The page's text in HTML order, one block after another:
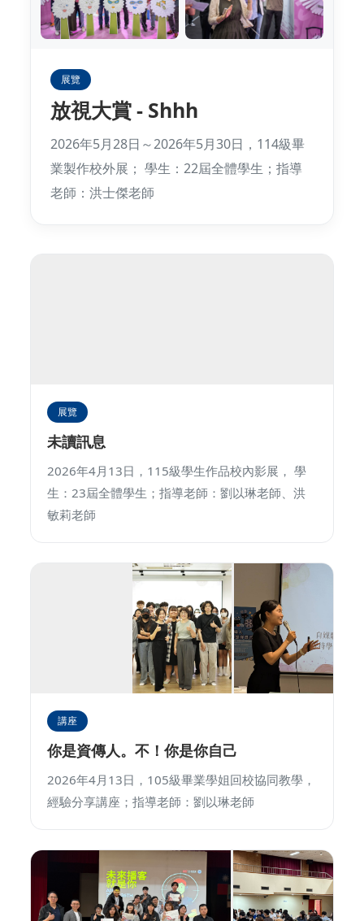
展覽
放視大賞 - Shhh
2026年5月28日～2026年5月30日，114級畢
業製作校外展； 學生：22屆全體學生；指導
老師：洪士傑老師
展覽
未讀訊息
2026年4月13日，115級學生作品校內影展， 學
生：23屆全體學生；指導老師：劉以琳老師、洪
敏莉老師
講座
你是資傳人。不！你是你自己
2026年4月13日，105級畢業學姐回校協同教學，
經驗分享講座；指導老師：劉以琳老師